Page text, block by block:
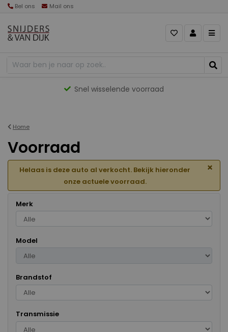
Bel ons Mail ons
Gevarieerd aanbod
Home
Voorraad
Helaas is deze auto al verkocht. Bekijk hieronder
onze actuele voorraad.
×
Merk
Model
Brandstof
Transmissie